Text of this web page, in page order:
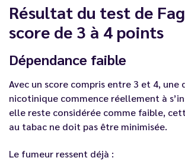
Résultat du test de
score de 3 à 4 points
Dépendance faible
Avec un score compris entre 3 et 4, une
nicotinique commence réellement à
elle reste considérée comme faible,
au tabac ne doit pas être minimisée.
Le fumeur ressent déjà :